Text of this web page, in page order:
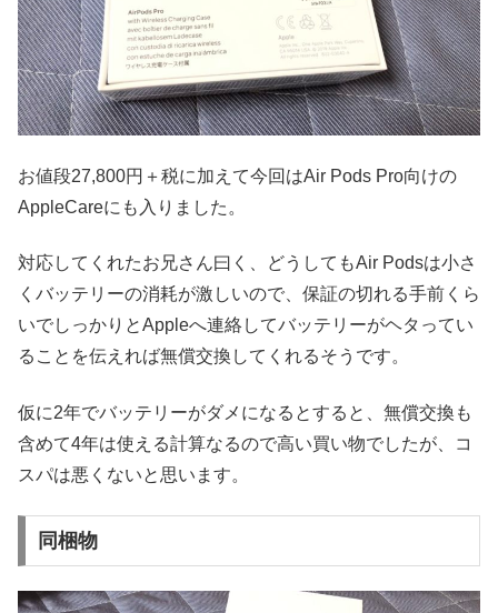
お値段27,800円＋税に加えて今回はAir Pods Pro向けの
AppleCareにも入りました。
対応してくれたお兄さん曰く、どうしてもAir Podsは小さ
くバッテリーの消耗が激しいので、保証の切れる手前くら
いでしっかりとAppleへ連絡してバッテリーがヘタってい
ることを伝えれば無償交換してくれるそうです。
仮に2年でバッテリーがダメになるとすると、無償交換も
含めて4年は使える計算なるので高い買い物でしたが、コ
スパは悪くないと思います。
同梱物